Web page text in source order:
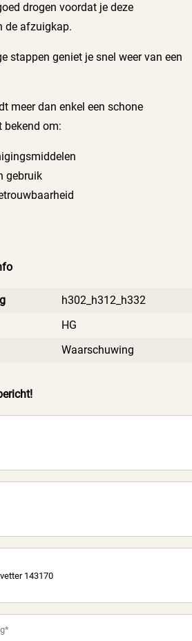
drogen voordat je deze
de afzuigkap.
stappen geniet je snel weer van een
meer dan enkel een schone
bekend om:
gebruik
h302_h312_h332
HG
Waarschuwing